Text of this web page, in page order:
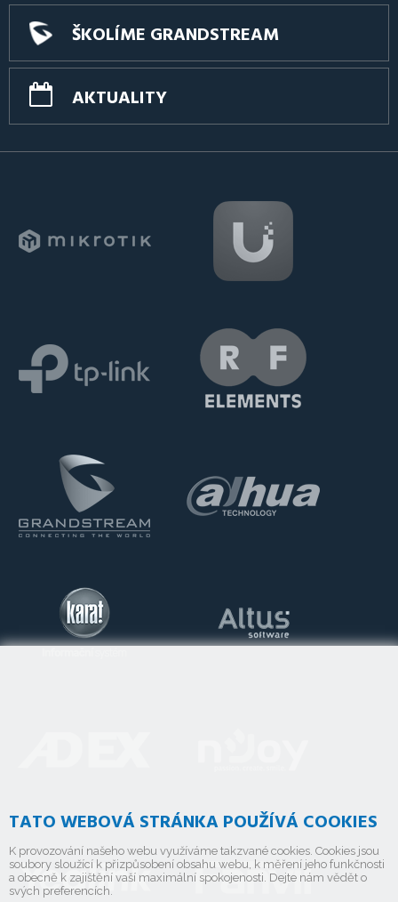
ŠKOLÍME GRANDSTREAM
AKTUALITY
TATO WEBOVÁ STRÁNKA POUŽÍVÁ COOKIES
K provozování našeho webu využíváme takzvané cookies. Cookies jsou
soubory sloužící k přizpůsobení obsahu webu, k měření jeho funkčnosti
a obecně k zajištění vaší maximální spokojenosti. Dejte nám vědět o
svých preferencích.